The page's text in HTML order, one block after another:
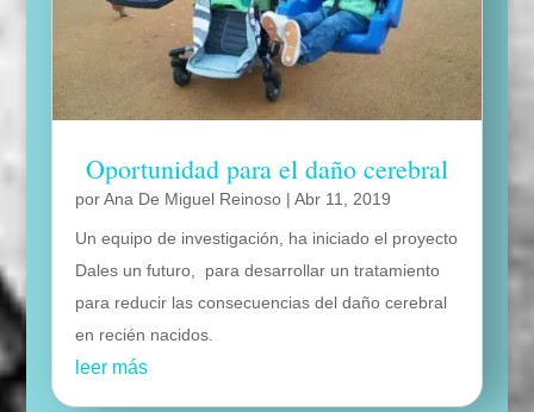
Oportunidad para el daño cerebral
porAna De Miguel Reinoso| Abr 11, 2019
Un equipo de investigación, ha iniciado el proyecto
Dales un futuro, para desarrollar un tratamiento
para reducir las consecuencias del daño cerebral
en recién nacidos.
leer más